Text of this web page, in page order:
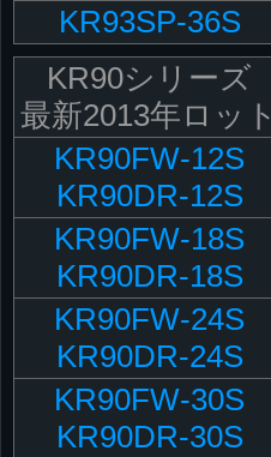
KR93SP-36S
KR90シリーズ
最新2013年ロット
KR90FW-12S
KR90DR-12S
KR90FW-18S
KR90DR-18S
KR90FW-24S
KR90DR-24S
KR90FW-30S
KR90DR-30S